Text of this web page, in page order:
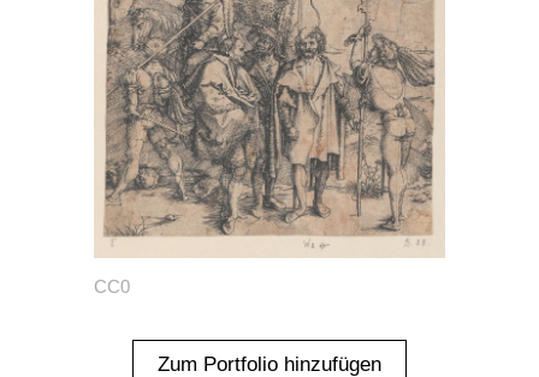
CC0
Zum Portfolio hinzufügen